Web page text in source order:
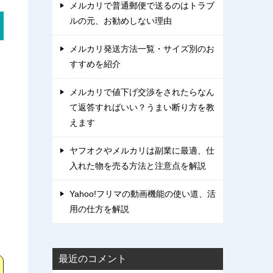
メルカリで普通郵便で送るのはトラブ
ルの元、お勧めしない理由
メルカリ発送方法一覧・サイズ別のお
すすめを紹介
メルカリで値下げ交渉をされたらなん
て返答すればいい？うまい断り方を教
えます
ヤフオクやメルカリは副業に最適、仕
入れた物を売る方法と注意点を解説
Yahoo!フリマの動画機能の使い道、活
用の仕方を解説
最近のコメント